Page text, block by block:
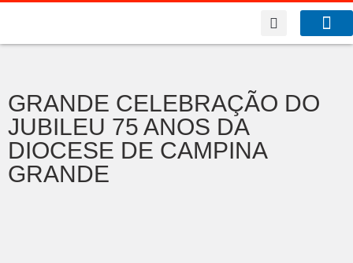
GRANDE CELEBRAÇÃO DO
JUBILEU 75 ANOS DA
DIOCESE DE CAMPINA
GRANDE